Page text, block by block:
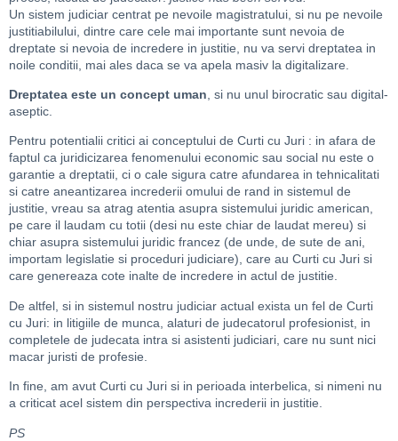
Un sistem judiciar centrat pe nevoile magistratului, si nu pe nevoile
justitiabilului, dintre care cele mai importante sunt nevoia de
dreptate si nevoia de incredere in justitie, nu va servi dreptatea in
noile conditii, mai ales daca se va apela masiv la digitalizare.
Dreptatea este un concept uman , si nu unul birocratic sau digital-
aseptic.
Pentru potentialii critici ai conceptului de Curti cu Juri : in afara de
faptul ca juridicizarea fenomenului economic sau social nu este o
garantie a dreptatii, ci o cale sigura catre afundarea in tehnicalitati
si catre aneantizarea increderii omului de rand in sistemul de
justitie, vreau sa atrag atentia asupra sistemului juridic american,
pe care il laudam cu totii (desi nu este chiar de laudat mereu) si
chiar asupra sistemului juridic francez (de unde, de sute de ani,
importam legislatie si proceduri judiciare), care au Curti cu Juri si
care genereaza cote inalte de incredere in actul de justitie.
De altfel, si in sistemul nostru judiciar actual exista un fel de Curti
cu Juri: in litigiile de munca, alaturi de judecatorul profesionist, in
completele de judecata intra si asistenti judiciari, care nu sunt nici
macar juristi de profesie.
In fine, am avut Curti cu Juri si in perioada interbelica, si nimeni nu
a criticat acel sistem din perspectiva increderii in justitie.
PS